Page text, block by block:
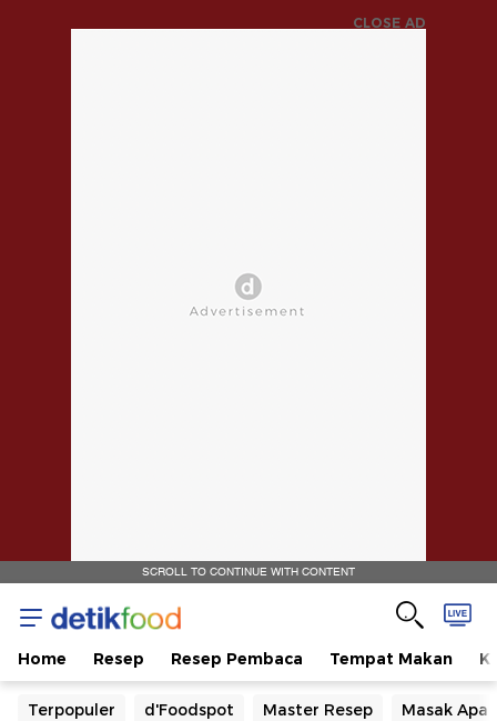
CLOSE AD
SCROLL TO CONTINUE WITH CONTENT
Home Resep Resep Pembaca Tempat Makan
Terpopuler d'Foodspot Master Resep Masak Apa